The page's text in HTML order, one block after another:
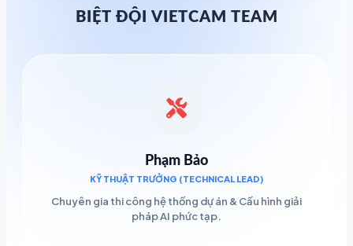
BIỆT ĐỘI VIETCAM TEAM
Phạm Bảo
KỸ THUẬT TRƯỞNG (TECHNICAL LEAD)
Chuyên gia thi công hệ thống dự án & Cấu hình giải
pháp AI phức tạp.